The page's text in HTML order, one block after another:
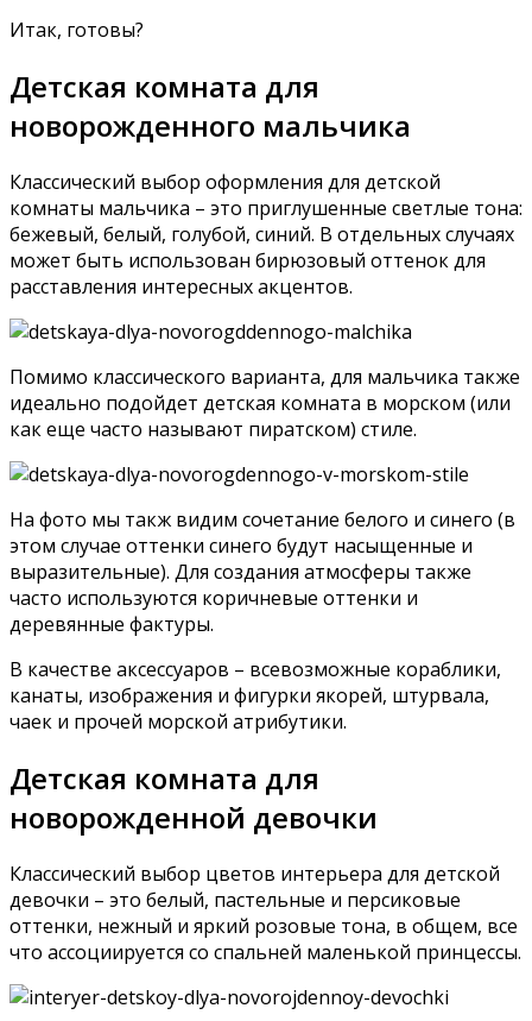
Итак, готовы?
Детская комната для
новорожденного мальчика
Классический выбор оформления для детской
комнаты мальчика – это приглушенные светлые тона:
бежевый, белый, голубой, синий. В отдельных случаях
может быть использован бирюзовый оттенок для
расставления интересных акцентов.
Помимо классического варианта, для мальчика также
идеально подойдет детская комната в морском (или
как еще часто называют пиратском) стиле.
На фото мы такж видим сочетание белого и синего (в
этом случае оттенки синего будут насыщенные и
выразительные). Для создания атмосферы также
часто используются коричневые оттенки и
деревянные фактуры.
В качестве аксессуаров – всевозможные кораблики,
канаты, изображения и фигурки якорей, штурвала,
чаек и прочей морской атрибутики.
Детская комната для
новорожденной девочки
Классический выбор цветов интерьера для детской
девочки – это белый, пастельные и персиковые
оттенки, нежный и яркий розовые тона, в общем, все
что ассоциируется со спальней маленькой принцессы.